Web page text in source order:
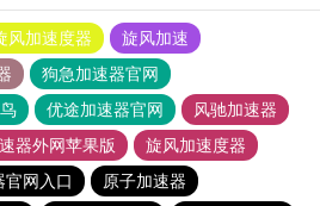
风加速度器
旋风加速
狗急加速器官网
优途加速器官网
风驰加速器
器外网苹果版
旋风加速度器
官网入口
原子加速器